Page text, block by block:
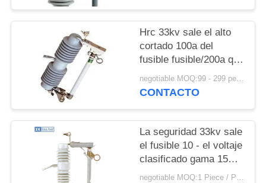
Hrc 33kv sale el alto
cortado 100a del
fusible fusible/200a que
rompe capacidad
negotiable MOQ:99 - 299 pedazos
CONTACTO
La seguridad 33kv sale
el fusible 10 - el voltaje
clasificado gama 15KV
puede estar disponible negotiable MOQ:1 Piece / Pieces